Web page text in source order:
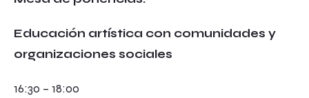
Educación artística con comunidades y
organizaciones sociales
16:30 – 18:00